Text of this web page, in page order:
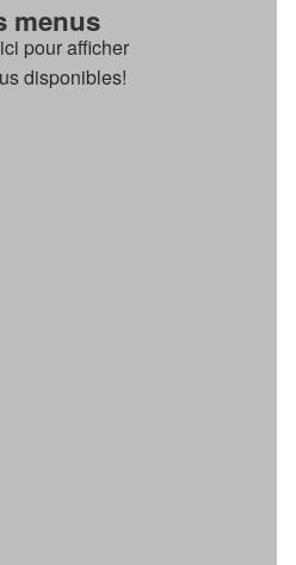
menus
pour afficher
disponibles!